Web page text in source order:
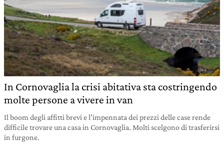
In Cornovaglia la crisi abitativa sta costringendo
molte persone a vivere in van
Il boom degli affitti brevi e l’impennata dei prezzi delle case rende
difficile trovare una casa in Cornovaglia. Molti scelgono di trasferirsi
in furgone.